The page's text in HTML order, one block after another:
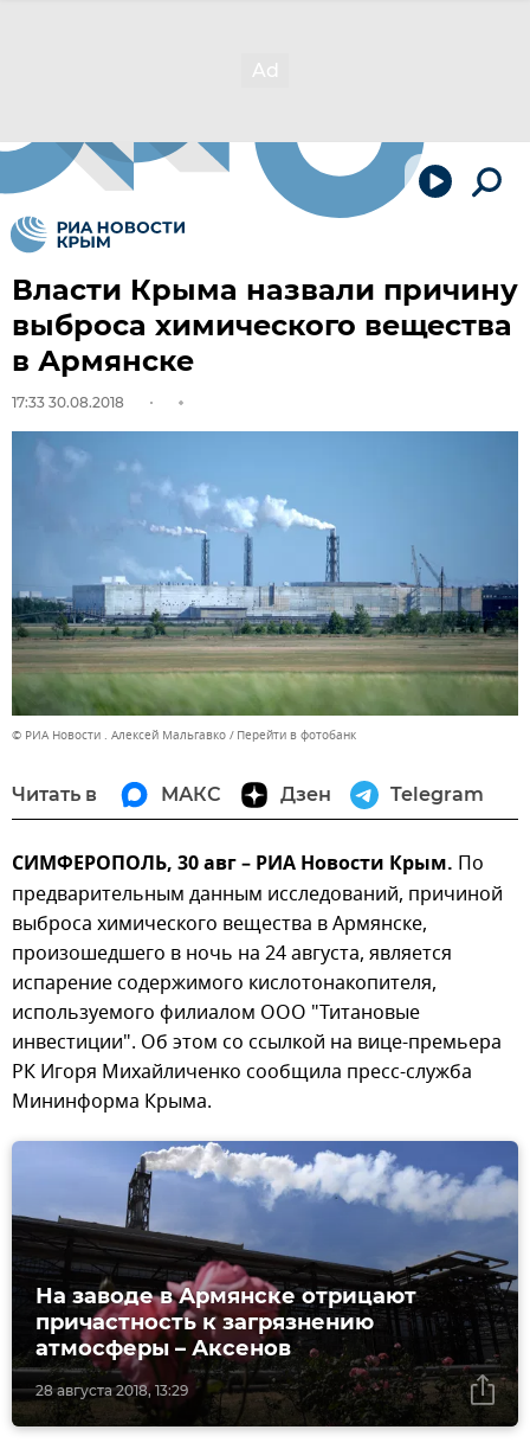
Власти Крыма назвали причину
выброса химического вещества
в Армянске
17:33 30.08.2018
© РИА Новости . Алексей Мальгавко Перейти в фотобанк
Читать в МАКС Дзен Telegram
СИМФЕРОПОЛЬ, 30 авг – РИА Новости Крым. По
предварительным данным исследований, причиной
выброса химического вещества в Армянске,
произошедшего в ночь на 24 августа, является
испарение содержимого кислотонакопителя,
используемого филиалом ООО "Титановые
инвестиции". Об этом со ссылкой на вице-премьера
РК Игоря Михайличенко сообщила пресс-служба
Мининформа Крыма.
28 августа 2018, 13:29
На заводе в Армянске отрицают
причастность к загрязнению
атмосферы – Аксенов